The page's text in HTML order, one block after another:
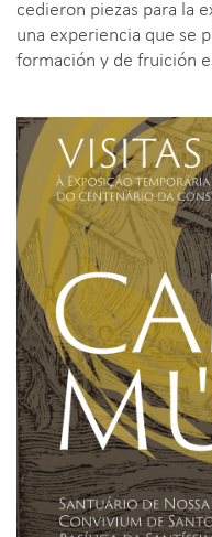
cedieron piezas para la
una experiencia que se
formación y de fruición